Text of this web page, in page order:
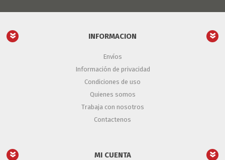
INFORMACION
Envíos
Información de privacidad
Condiciones de uso
Quienes somos
Trabaja con nosotros
Contactenos
MI CUENTA